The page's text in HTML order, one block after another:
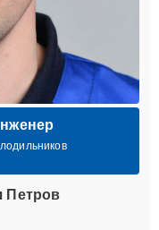
Петров